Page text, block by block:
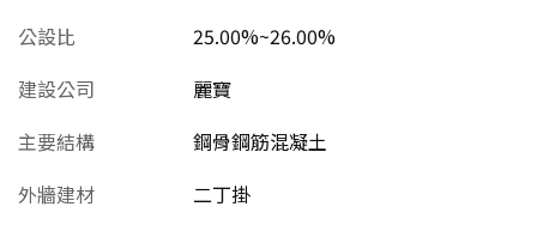
公設比
25.00%~26.00%
建設公司
麗寶
主要結構
鋼骨鋼筋混凝土
外牆建材
二丁掛